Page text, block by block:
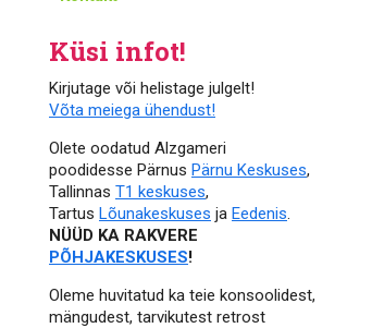
Küsi infot!
Kirjutage või helistage julgelt!
Võta meiega ühendust!
Olete oodatud Alzgameri
poodidesse Pärnus Pärnu Keskuses,
Tallinnas T1 keskuses,
Tartus Lõunakeskuses ja Eedenis.
NÜÜD KA RAKVERE
PÕHJAKESKUSES!
Oleme huvitatud ka teie konsoolidest,
mängudest, tarvikutest retrost